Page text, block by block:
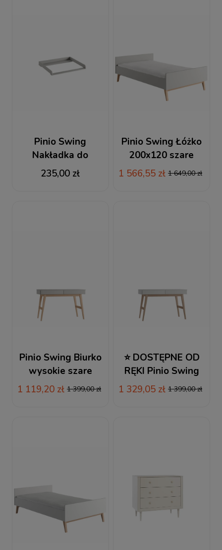
Pinio Swing
Nakładka do
przewijania /
Przewijak szary
235,00 zł
Pinio Swing Łóżko
200x120 szare
1 566,55 zł 1 649,00 zł
Pinio Swing Biurko
wysokie szare
1 119,20 zł 1 399,00 zł
⭐ DOSTĘPNE OD
RĘKI Pinio Swing
Biurko wysokie białe
1 329,05 zł 1 399,00 zł